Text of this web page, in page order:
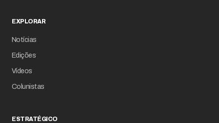
EXPLORAR
Notícias
Edições
Vídeos
Colunistas
ESTRATÉGICO